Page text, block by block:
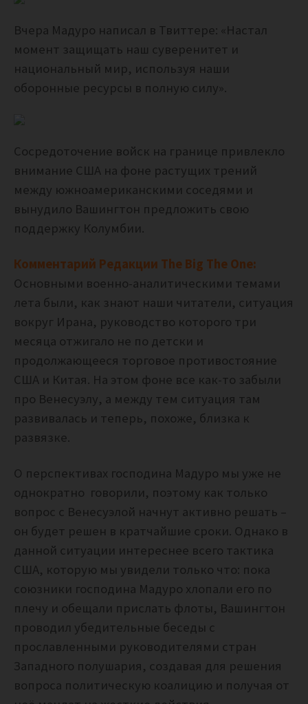
Вчера Мадуро написал в Твиттере: «Настал
момент защищать наш суверенитет и
национальный мир, используя наши
оборонные ресурсы в полную силу».
Сосредоточение войск на границе привлекло
внимание США на фоне растущих трений
между южноамериканскими соседями и
вынудило Вашингтон предложить свою
поддержку Колумбии.
Комментарий Редакции The Big The One:
Основными военно-аналитическими темами
лета были, как знают наши читатели, ситуация
вокруг Ирана, руководство которого три
месяца отжигало не по детски и
продолжающееся торговое противостояние
США и Китая. На этом фоне все как-то забыли
про Венесуэлу, а между тем ситуация там
развивалась и теперь, похоже, близка к
развязке.
О перспективах господина Мадуро мы уже не
однократно говорили, поэтому как только
вопрос с Венесуэлой начнут активно решать –
он будет решен в кратчайшие сроки. Однако в
данной ситуации интереснее всего тактика
США, которую мы увидели только что: пока
союзники господина Мадуро хлопали его по
плечу и обещали прислать флоты, Вашингтон
проводил убедительные беседы с
прославленными руководителями стран
Западного полушария, создавая для решения
вопроса политическую коалицию и получая от